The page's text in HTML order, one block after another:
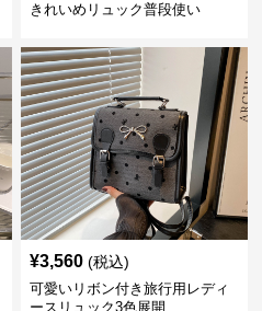
きれいめリュック普段使い
¥3,560 (税込)
可愛いリボン付き旅行用レディ
ースリュック3色展開